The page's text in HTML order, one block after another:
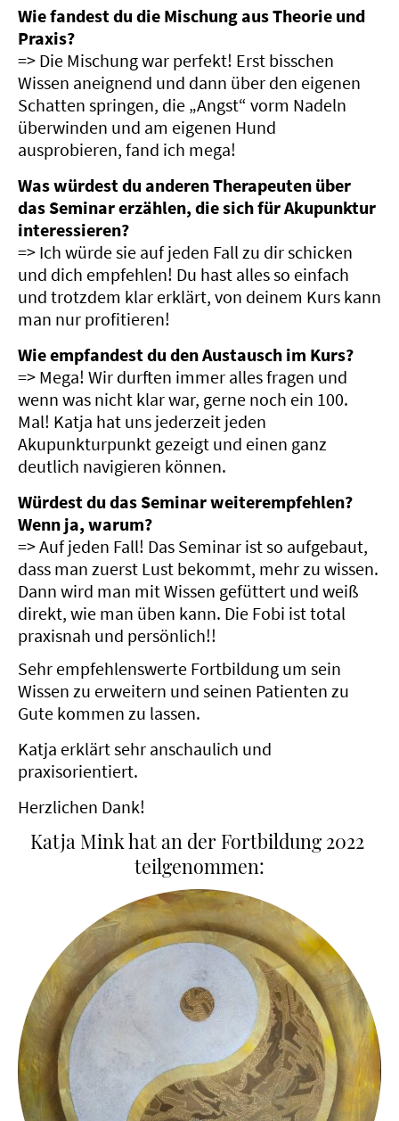
Wie fandest du die Mischung aus Theorie und
Praxis?
=> Die Mischung war perfekt! Erst bisschen
Wissen aneignend und dann über den eigenen
Schatten springen, die „Angst“ vorm Nadeln
überwinden und am eigenen Hund
ausprobieren, fand ich mega!
Was würdest du anderen Therapeuten über
das Seminar erzählen, die sich für Akupunktur
interessieren?
=> Ich würde sie auf jeden Fall zu dir schicken
und dich empfehlen! Du hast alles so einfach
und trotzdem klar erklärt, von deinem Kurs kann
man nur profitieren!
Wie empfandest du den Austausch im Kurs?
=> Mega! Wir durften immer alles fragen und
wenn was nicht klar war, gerne noch ein 100.
Mal! Katja hat uns jederzeit jeden
Akupunkturpunkt gezeigt und einen ganz
deutlich navigieren können.
Würdest du das Seminar weiterempfehlen?
Wenn ja, warum?
=> Auf jeden Fall! Das Seminar ist so aufgebaut,
dass man zuerst Lust bekommt, mehr zu wissen.
Dann wird man mit Wissen gefüttert und weiß
direkt, wie man üben kann. Die Fobi ist total
praxisnah und persönlich!!
Sehr empfehlenswerte Fortbildung um sein
Wissen zu erweitern und seinen Patienten zu
Gute kommen zu lassen.
Katja erklärt sehr anschaulich und
praxisorientiert.
Herzlichen Dank!
Katja Mink hat an der Fortbildung 2022
teilgenommen: